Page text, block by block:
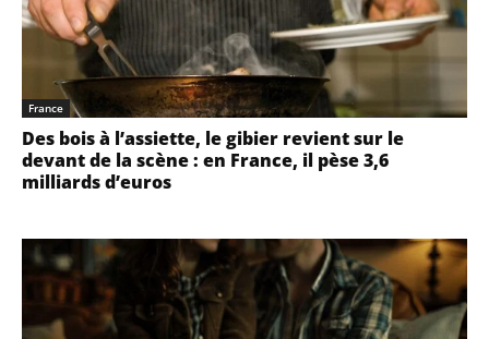
France
Des bois à l’assiette, le gibier revient sur le
devant de la scène : en France, il pèse 3,6
milliards d’euros